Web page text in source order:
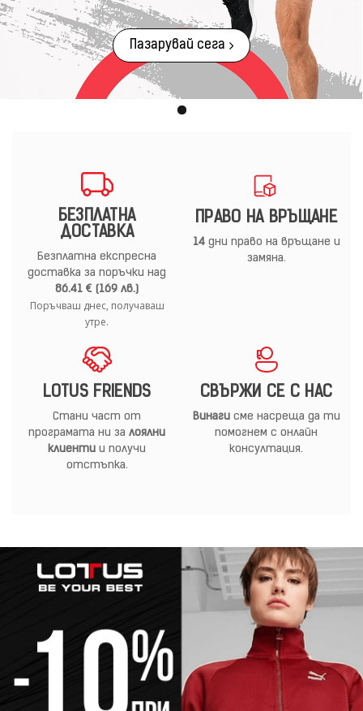
Пазарувай сега
БЕЗПЛАТНА
ДОСТАВКА
Безплатна експресна
доставка за поръчки над
86.41 € (169 лв.)
Поръчваш днес, получаваш
утре.
ПРАВО НА ВРЪЩАНЕ
14дни право на връщане и
замяна.
LOTUS FRIENDS
Стани част от
програмата ни за лоялни
клиенти и получи
отстъпка.
СВЪРЖИ СЕ С НАС
Винагисме насреща да ти
помогнем с онлайн
консултация.